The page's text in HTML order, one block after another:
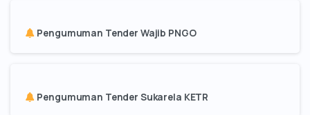
Pengumuman Tender Wajib PNGO
Pengumuman Tender Sukarela KETR